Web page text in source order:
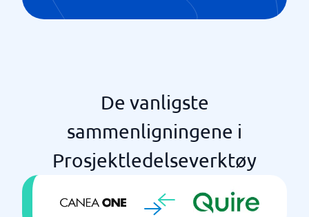
Ubegrensede prosjekter
De vanligste
sammenligningene i
Prosjektledelseverktøy